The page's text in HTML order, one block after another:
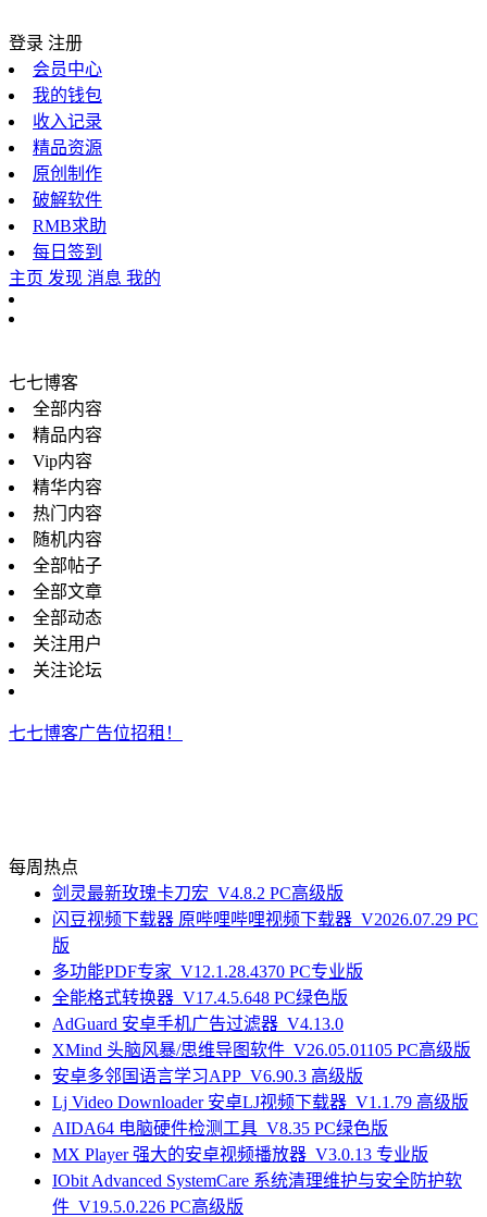
登录 注册
会员中心
我的钱包
收入记录
精品资源
原创制作
破解软件
RMB求助
每日签到
主页 发现 消息 我的
七七博客
全部内容
精品内容
Vip内容
精华内容
热门内容
随机内容
全部帖子
全部文章
全部动态
关注用户
关注论坛
七七博客广告位招租！
每周热点
剑灵最新玫瑰卡刀宏_V4.8.2 PC高级版
闪豆视频下载器 原哔哩哔哩视频下载器_V2026.07.29 PC
版
多功能PDF专家_V12.1.28.4370 PC专业版
全能格式转换器_V17.4.5.648 PC绿色版
AdGuard 安卓手机广告过滤器_V4.13.0
XMind 头脑风暴/思维导图软件_V26.05.01105 PC高级版
安卓多邻国语言学习APP_V6.90.3 高级版
Lj Video Downloader 安卓LJ视频下载器_V1.1.79 高级版
AIDA64 电脑硬件检测工具_V8.35 PC绿色版
MX Player 强大的安卓视频播放器_V3.0.13 专业版
IObit Advanced SystemCare 系统清理维护与安全防护软
件_V19.5.0.226 PC高级版